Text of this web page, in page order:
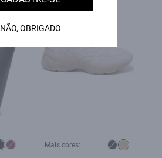
Mais cores:
NÃO, OBRIGADO